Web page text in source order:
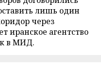
лишь один
через
иранское агентство
в МИД.